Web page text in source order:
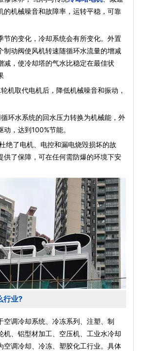
的机械噪音和故障率，运转平稳，可靠
的变化，冷却系统会有所变化。外置
制动阀使风机转速随循环水流量的增减
减，使冷却塔的气水比稳定在最佳状
取代电机后，降低机械噪音和振动，
水系统的回水压力转换为机械能，外
，达到100%节能。
了电机、电控和漏电烧毁损坏的故
供了保障，可在任何需防爆的环境下安
行业?
调冷却系统、冷冻系列、注塑、制
机、铝型材加工、空压机、工业水冷却
空调冷却、冷冻、塑胶化工行业。具体